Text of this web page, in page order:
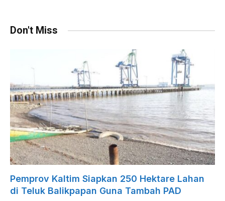
Don't Miss
Pemprov Kaltim Siapkan 250 Hektare Lahan
di Teluk Balikpapan Guna Tambah PAD